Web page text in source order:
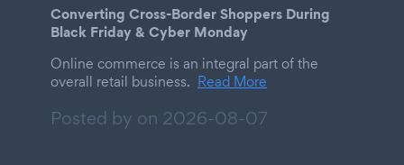
Converting Cross-Border Shoppers During
Black Friday & Cyber Monday
Online commerce is an integral part of the
overall retail business. Read More
Posted by on 2026-08-07